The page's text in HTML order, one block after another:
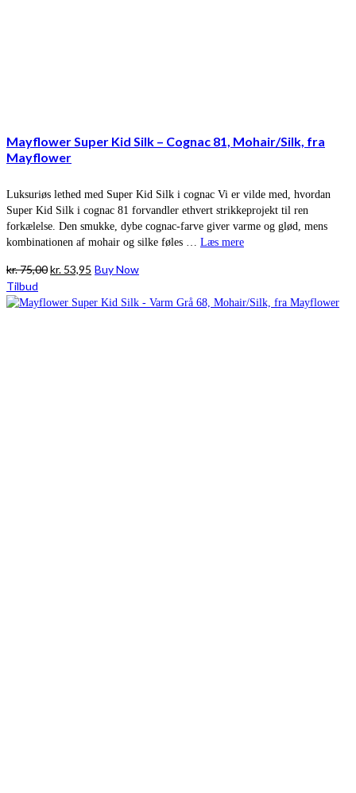
Mayflower Super Kid Silk – Cognac 81, Mohair/Silk, fra
Mayflower
Luksuriøs lethed med Super Kid Silk i cognac Vi er vilde med, hvordan
Super Kid Silk i cognac 81 forvandler ethvert strikkeprojekt til ren
forkælelse. Den smukke, dybe cognac-farve giver varme og glød, mens
kombinationen af mohair og silke føles … Læs mere
kr.75,00Den
pris
kr. 53,95 Den
pris
Buy Now
Tilbud